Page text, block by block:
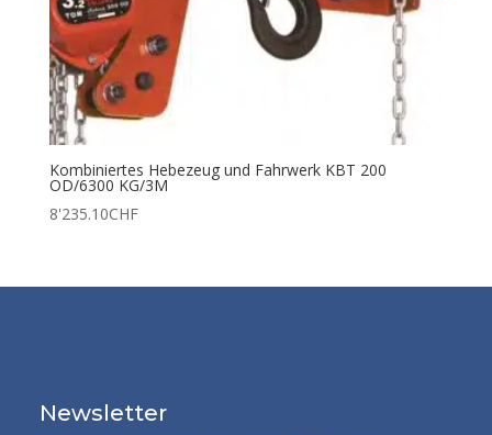
Kombiniertes Hebezeug und Fahrwerk KBT 200
OD/6300 KG/3M
8'235.10CHF
Newsletter